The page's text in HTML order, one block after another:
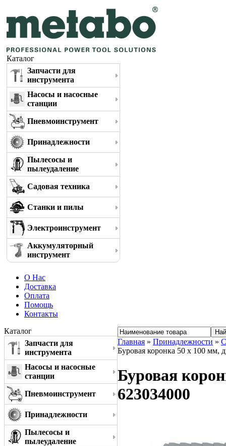
Каталог
Запчасти для
инструмента
Насосы и насосные
станции
Пневмоинструмент
Принадлежности
Пылесосы и
пылеудаление
Садовая техника
Станки и пилы
Электроинструмент
Аккумуляторный
инструмент
О Нас
Доставка
Оплата
Помощь
Контакты
Каталог
Запчасти для
инструмента
Насосы и насосные
станции
Пневмоинструмент
Принадлежности
Пылесосы и
пылеудаление
Главная » Принадлежности »
Буровая коронка 50 x 100 мм,
Буровая
623034000